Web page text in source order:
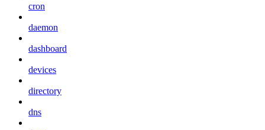
cron
daemon
dashboard
devices
directory
dns